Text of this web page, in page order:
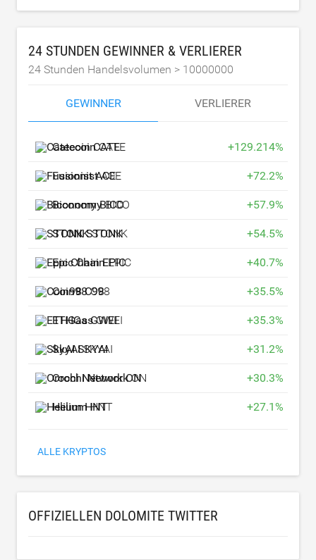
24 STUNDEN GEWINNER & VERLIERER
24 Stunden Handelsvolumen > 10000000
GEWINNER VERLIERER
CatecoinCATE +129.214%
FusionistACE +72.2%
BiconomyBICO +57.9%
STONKSTONK +54.5%
Epic ChainEPIC +40.7%
Coin98C98 +35.5%
ETHGasGWEI +35.3%
SkyAISKYAI +31.2%
Orochi NetworkON +30.3%
HeliumHNT +27.1%
ALLE KRYPTOS
OFFIZIELLEN DOLOMITE TWITTER